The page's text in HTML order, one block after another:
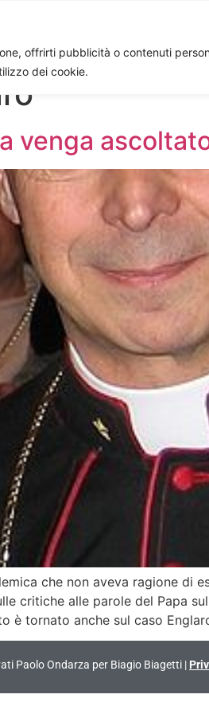
offrirti pubblicità o contenuti
dei cookie.
venga
che non aveva ragione di
critiche alle parole del Papa
è tornato anche sul caso
Paolo Ondarza per Biagio Biagetti |